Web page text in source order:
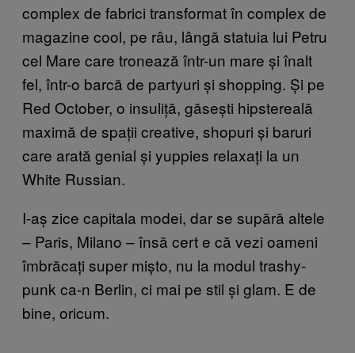
complex de fabrici transformat în complex de
magazine cool, pe râu, lângă statuia lui Petru
cel Mare care tronează într-un mare și înalt
fel, într-o barcă de partyuri și shopping. Și pe
Red October, o insuliță, găsești hipstereală
maximă de spații creative, shopuri și baruri
care arată genial și yuppies relaxați la un
White Russian.
I-aș zice capitala modei, dar se supără altele
– Paris, Milano – însă cert e că vezi oameni
îmbrăcați super mișto, nu la modul trashy-
punk ca-n Berlin, ci mai pe stil și glam. E de
bine, oricum.